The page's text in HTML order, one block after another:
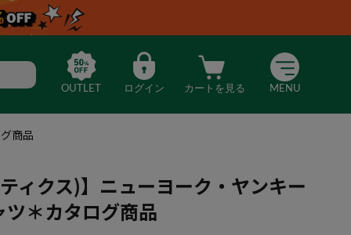
OUTLET ログイン カートを見る MENU
商品
ィクス)】ニューヨーク・ヤンキー
ツ＊カタログ商品